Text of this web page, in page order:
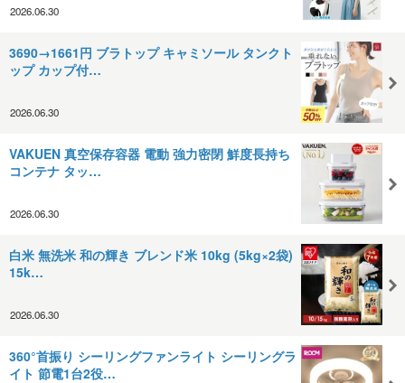
2026.06.30
3690→1661円 ブラトップ キャミソール タンクト
ップ カップ付…
2026.06.30
VAKUEN 真空保存容器 電動 強力密閉 鮮度長持ち
コンテナ タッ…
2026.06.30
白米 無洗米 和の輝き ブレンド米 10kg (5kg×2袋)
15k…
2026.06.30
360°首振り シーリングファンライト シーリングラ
イト 節電1台2役…